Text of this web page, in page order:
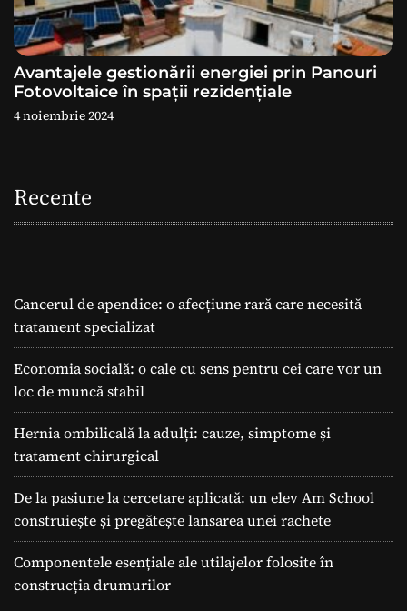
Avantajele gestionării energiei prin Panouri
Fotovoltaice în spații rezidențiale
4 noiembrie 2024
Recente
Cancerul de apendice: o afecțiune rară care necesită
tratament specializat
Economia socială: o cale cu sens pentru cei care vor un
loc de muncă stabil
Hernia ombilicală la adulți: cauze, simptome și
tratament chirurgical
De la pasiune la cercetare aplicată: un elev Am School
construiește și pregătește lansarea unei rachete
Componentele esențiale ale utilajelor folosite în
construcția drumurilor